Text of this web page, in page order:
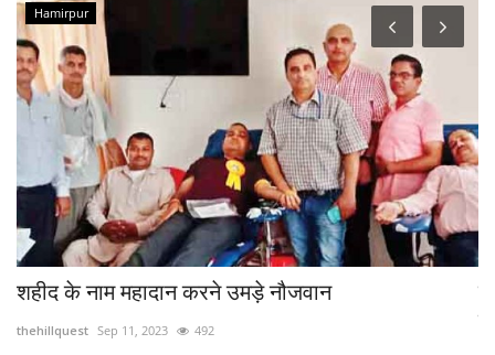
Hamirpur
शहीद के नाम महादान करने उमड़े नौजवान
thehillquest Sep 11, 2023 492